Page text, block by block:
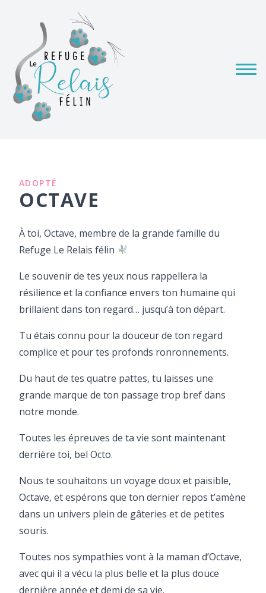
ADOPTÉ
OCTAVE
À toi, Octave, membre de la grande famille du
Refuge Le Relais félin
Le souvenir de tes yeux nous rappellera la
résilience et la confiance envers ton humaine qui
brillaient dans ton regard… jusqu’à ton départ.
Tu étais connu pour la douceur de ton regard
complice et pour tes profonds ronronnements.
Du haut de tes quatre pattes, tu laisses une
grande marque de ton passage trop bref dans
notre monde.
Toutes les épreuves de ta vie sont maintenant
derrière toi, bel Octo.
Nous te souhaitons un voyage doux et paisible,
Octave, et espérons que ton dernier repos t’amène
dans un univers plein de gâteries et de petites
souris.
Toutes nos sympathies vont à la maman d’Octave,
avec qui il a vécu la plus belle et la plus douce
dernière année et demi de sa vie.